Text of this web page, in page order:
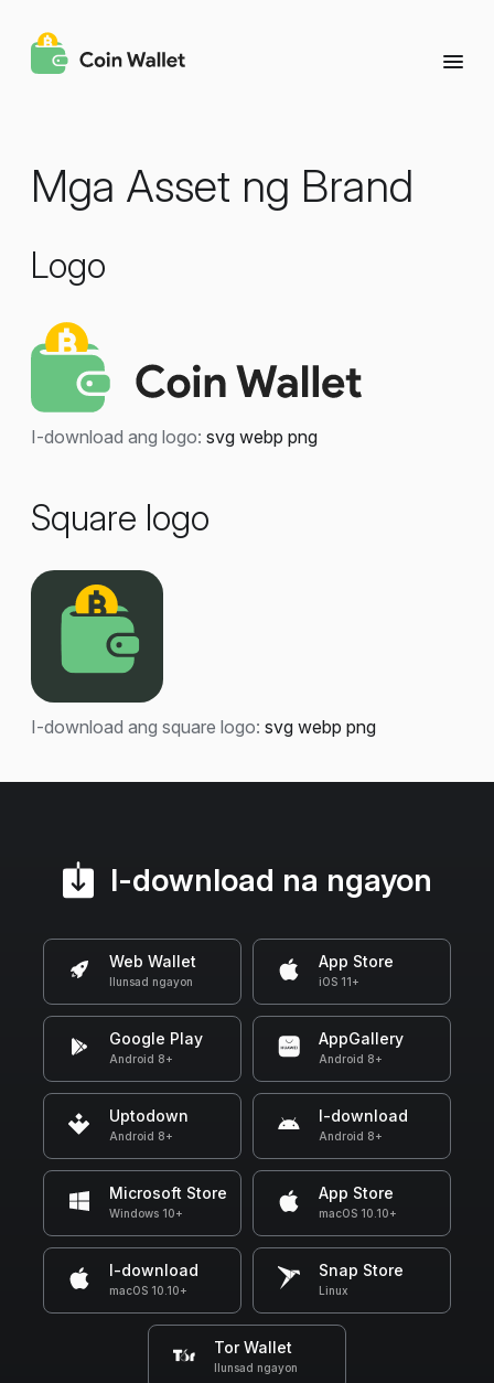
Mga Asset ng Brand
Logo
I-download ang logo: svg webp png
Square logo
I-download ang square logo: svg webp png
I-download na ngayon
Web Wallet
Ilunsad ngayon
App Store
iOS 11+
Google Play
Android 8+
AppGallery
Android 8+
Uptodown
Android 8+
I-download
Android 8+
Microsoft Store
Windows 10+
App Store
macOS 10.10+
I-download
macOS 10.10+
Snap Store
Linux
Tor Wallet
Ilunsad ngayon